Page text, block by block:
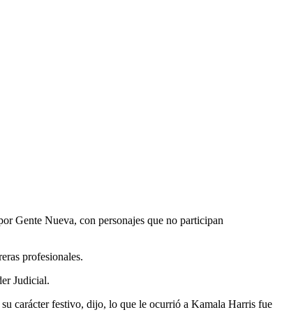
Gente Nueva, con personajes que no participan
profesionales.
Judicial.
carácter festivo, dijo, lo que le ocurrió a Kamala Harris fue